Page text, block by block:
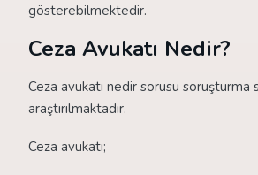
gösterebilmektedir.
Ceza Avukatı Nedir?
Ceza avukatı nedir sorusu soruşturma
araştırılmaktadır.
Ceza avukatı;